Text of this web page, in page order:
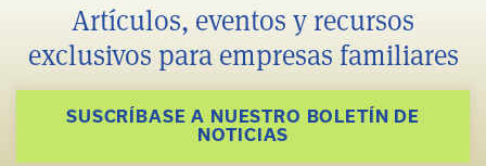
Artículos, eventos y recursos
exclusivos para empresas familiares
SUSCRÍBASE A NUESTRO BOLETÍN DE
NOTICIAS